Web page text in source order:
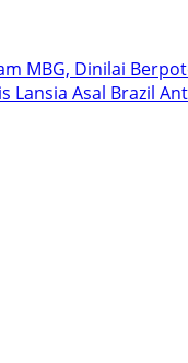
MBG, Dinilai
Lansia Asal Brazil